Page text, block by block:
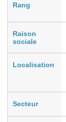
Rang
Raison
sociale
Localisation
Secteur